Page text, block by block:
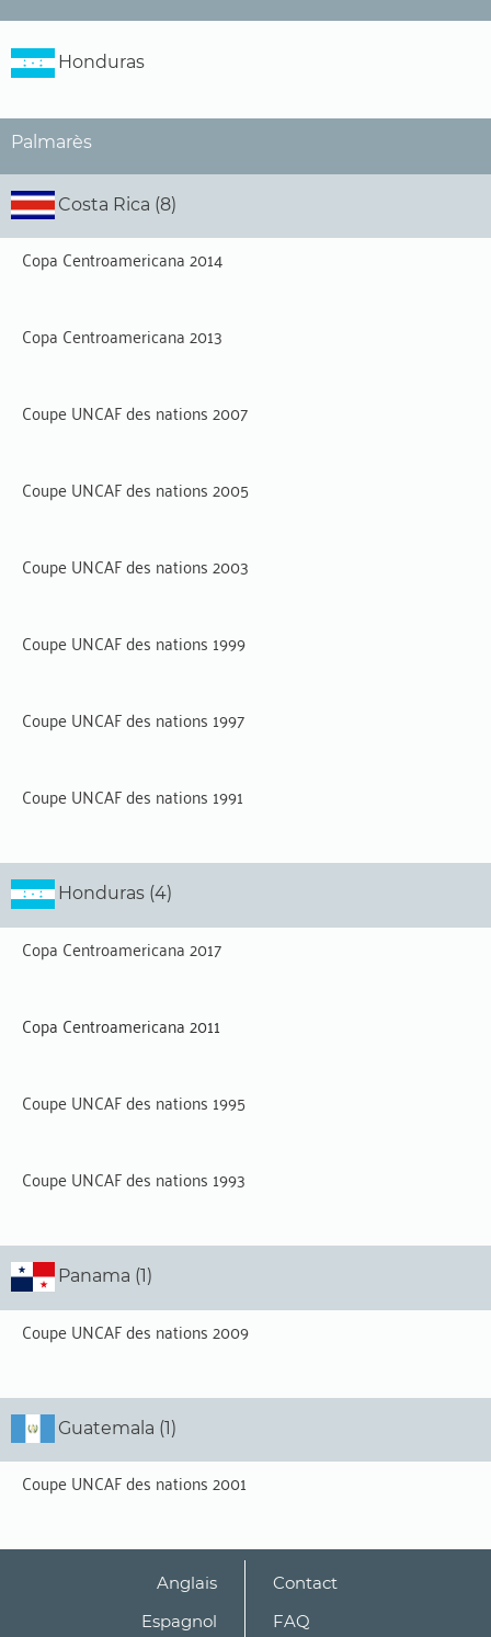
Honduras
Palmarès
Costa Rica (8)
Copa Centroamericana 2014
Copa Centroamericana 2013
Coupe UNCAF des nations 2007
Coupe UNCAF des nations 2005
Coupe UNCAF des nations 2003
Coupe UNCAF des nations 1999
Coupe UNCAF des nations 1997
Coupe UNCAF des nations 1991
Honduras (4)
Copa Centroamericana 2017
Copa Centroamericana 2011
Coupe UNCAF des nations 1995
Coupe UNCAF des nations 1993
Panama (1)
Coupe UNCAF des nations 2009
Guatemala (1)
Coupe UNCAF des nations 2001
Anglais
Espagnol
Contact
FAQ